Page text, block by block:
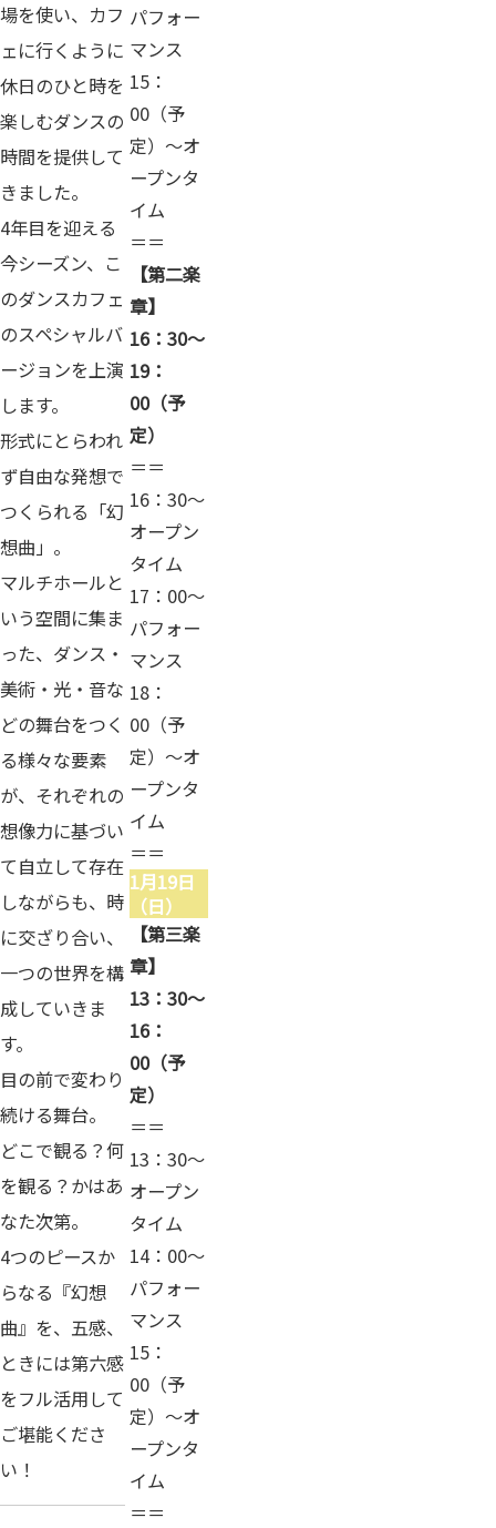
場を使い、カフ
ェに行くように
休日のひと時を
楽しむダンスの
時間を提供して
きました。
4年目を迎える
今シーズン、こ
のダンスカフェ
のスペシャルバ
ージョンを上演
します。
形式にとらわれ
ず自由な発想で
つくられる「幻
想曲」。
マルチホールと
いう空間に集ま
った、ダンス・
美術・光・音な
どの舞台をつく
る様々な要素
が、それぞれの
想像力に基づい
て自立して存在
しながらも、時
に交ざり合い、
一つの世界を構
成していきま
す。
目の前で変わり
続ける舞台。
どこで観る？何
を観る？かはあ
なた次第。
4つのピースか
らなる『幻想
曲』を、五感、
ときには第六感
をフル活用して
ご堪能くださ
い！
パフォー
マンス
15：
00（予
定）～オ
ープンタ
イム
＝＝
【第二楽
章】
16：30～
19：
00（予
定）
＝＝
16：30～
オープン
タイム
17：00～
パフォー
マンス
18：
00（予
定）～オ
ープンタ
イム
＝＝
1月19日
（日）
【第三楽
章】
13：30～
16：
00（予
定）
＝＝
13：30～
オープン
タイム
14：00～
パフォー
マンス
15：
00（予
定）～オ
ープンタ
イム
＝＝